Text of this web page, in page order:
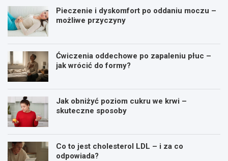
Pieczenie i dyskomfort po oddaniu moczu –
możliwe przyczyny
Ćwiczenia oddechowe po zapaleniu płuc –
jak wrócić do formy?
Jak obniżyć poziom cukru we krwi –
skuteczne sposoby
Co to jest cholesterol LDL – i za co
odpowiada?